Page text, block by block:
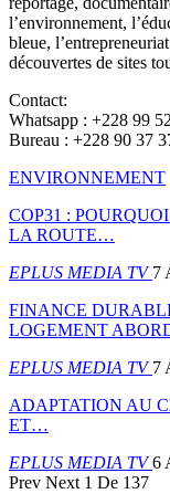
l’environnement,
bleue,
découvertes de sites
Contact:
Whatsapp : +228 99
Bureau : +228 90 37
ENVIRONNEMENT
COP31 :
LA ROUTE…
EPLUS MEDIA TV7
FINANCE
LOGEMENT
EPLUS MEDIA TV7
ADAPTATION AU
ET…
EPLUS MEDIA TV6
Prev Next 1 De 137